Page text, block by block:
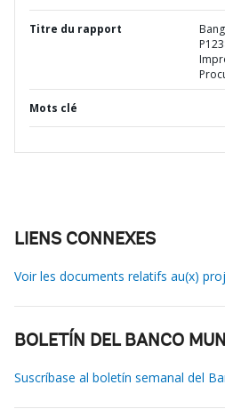
Titre du rapport
Mots clé
LIENS CONNEXES
Voir les documents relatifs au(x)
BOLETÍN DEL BANCO
Suscríbase al boletín semanal del